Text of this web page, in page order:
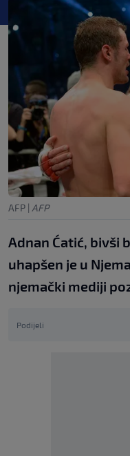
AFP | AFP
Adnan Ćatić, bivši
uhapšen je u
njemački mediji
Podijeli